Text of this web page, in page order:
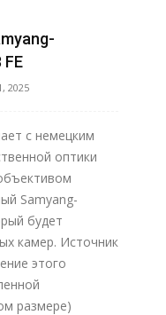
2025
с немецким
оптики
Samyang-
будет
камер. Источник
этого
размере)